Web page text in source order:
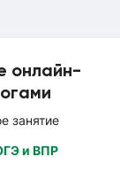
онлайн-
занятие
и ВПР